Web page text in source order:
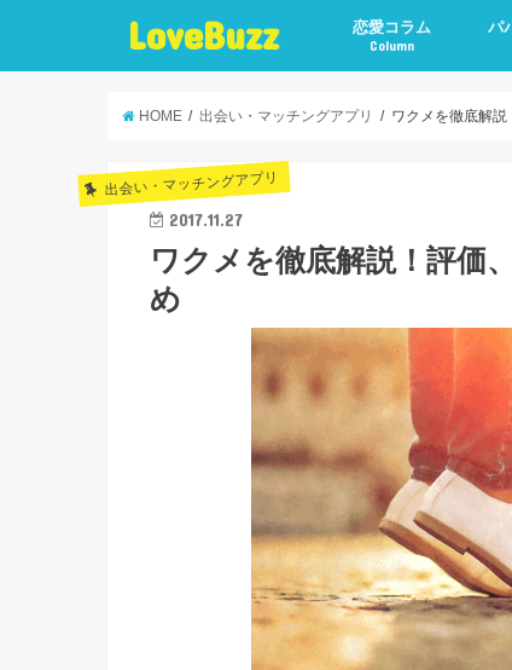
LoveBuzz 恋愛コラム
Column
パ
HOME 出会い・マッチングアプリ ワクメを徹底解
出会い・マッチングアプリ
2017.11.27
ワクメを徹底解説！評価
め